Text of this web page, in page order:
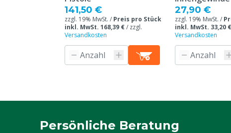
Gewicht
3.3 kg
141,50 €
zzgl. 19% MwSt. / Preis pro Stück
inkl. MwSt. 168,39 €/ zzgl.
Versandkosten
27,90 €
zzgl. 19% MwSt. /
inkl. MwSt. 33,20 €
Versandkosten
Persönliche Beratung